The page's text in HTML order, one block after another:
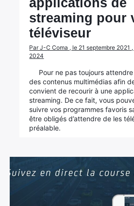
applications de
streaming pour
téléviseur
Par J-C Coma , le 21 septembre 2021
2024
Pour ne pas toujours
des contenus multimédias afin
convient de recourir à une
streaming. De ce fait, vous
suivre vos programmes favoris
être obligés d’attendre de les
préalable.